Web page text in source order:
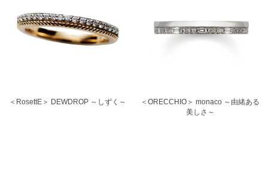
＜RosettE＞ DEWDROP ～しずく～
＜ORECCHIO＞ monaco ～由緒ある
美しさ～